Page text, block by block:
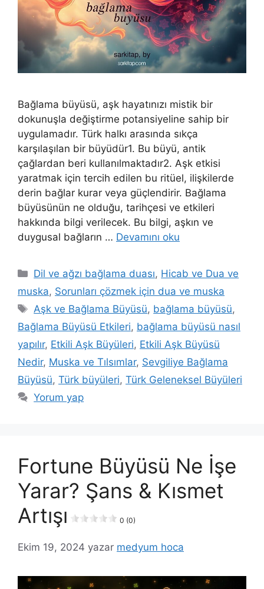
Bağlama büyüsü, aşk hayatınızı mistik bir
dokunuşla değiştirme potansiyeline sahip bir
uygulamadır. Türk halkı arasında sıkça
karşılaşılan bir büyüdür1. Bu büyü, antik
çağlardan beri kullanılmaktadır2. Aşk etkisi
yaratmak için tercih edilen bu ritüel, ilişkilerde
derin bağlar kurar veya güçlendirir. Bağlama
büyüsünün ne olduğu, tarihçesi ve etkileri
hakkında bilgi verilecek. Bu bilgi, aşkın ve
duygusal bağların … Devamını oku
Dil ve ağzı bağlama duası, Hicab ve Dua ve
muska, Sorunları çözmek için dua ve muska
Aşk ve Bağlama Büyüsü, bağlama büyüsü,
Bağlama Büyüsü Etkileri, bağlama büyüsü nasıl
yapılır, Etkili Aşk Büyüleri, Etkili Aşk Büyüsü
Nedir, Muska ve Tılsımlar, Sevgiliye Bağlama
Büyüsü, Türk büyüleri, Türk Geleneksel Büyüleri
Yorum yap
Fortune Büyüsü Ne İşe
Yarar? Şans & Kısmet
Artışı
0 (0)
Ekim 19, 2024 yazar medyum hoca